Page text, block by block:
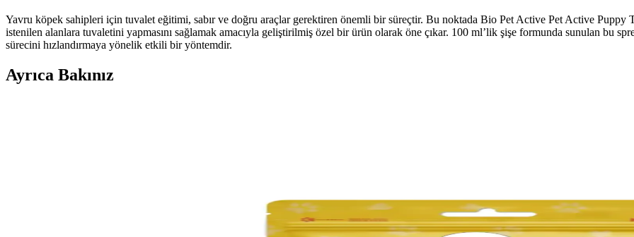
Yavru köpek sahipleri için tuvalet eğitimi, sabır ve doğru araçlar gerektiren önemli bir süreçtir. Bu noktada Bio Pet Active Pet Active Puppy
istenilen alanlara tuvaletini yapmasını sağlamak amacıyla geliştirilmiş özel bir ürün olarak öne çıkar. 100 ml’lik şişe formunda sunulan bu
sürecini hızlandırmaya yönelik etkili bir yöntemdir.
Ayrıca Bakınız
Yavru French Bulldoglar için uygun mama seçimi, sağlıklı büyüme ve gelişim için önemlidir. Doğal içerikli, yaşına uygun ve dengeli
Flexi Life Plus ve Flexi Life Ürünleri Arasındaki Farklar ve Kullanım Alanları